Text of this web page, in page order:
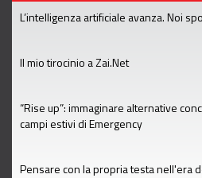
L’intelligenza artificiale avanza. Noi
Il mio tirocinio a Zai.Net
“Rise up”: immaginare alternative
campi estivi di Emergency
Pensare con la propria testa nell'era